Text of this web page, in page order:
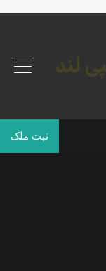
ثبت ملک